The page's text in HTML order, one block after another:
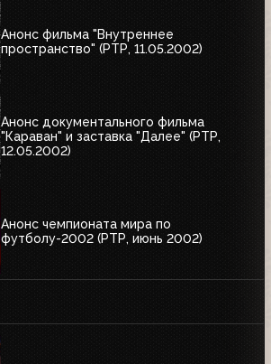
Анонс фильма "Внутреннее
пространство" (РТР, 11.05.2002)
Анонс документального фильма
"Караван" и заставка "Далее" (РТР,
12.05.2002)
Анонс чемпионата мира по
футболу-2002 (РТР, июнь 2002)